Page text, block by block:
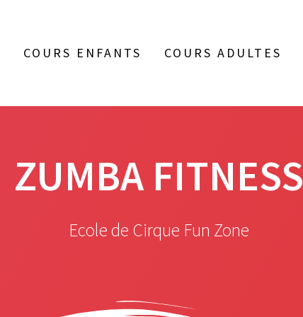
COURS ENFANTS
COURS ADULTES
ZUMBA FITNESS
Ecole de Cirque Fun Zone